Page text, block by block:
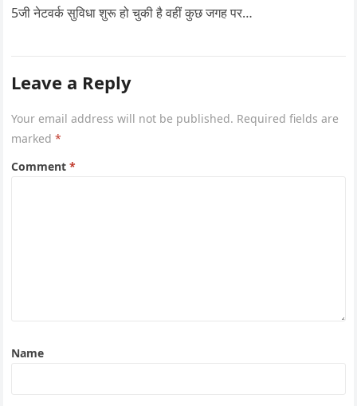
5जी नेटवर्क सुविधा शुरू हो चुकी है वहीं कुछ जगह पर…
Leave a Reply
Your email address will not be published. Required fields are
marked*
Comment*
Name